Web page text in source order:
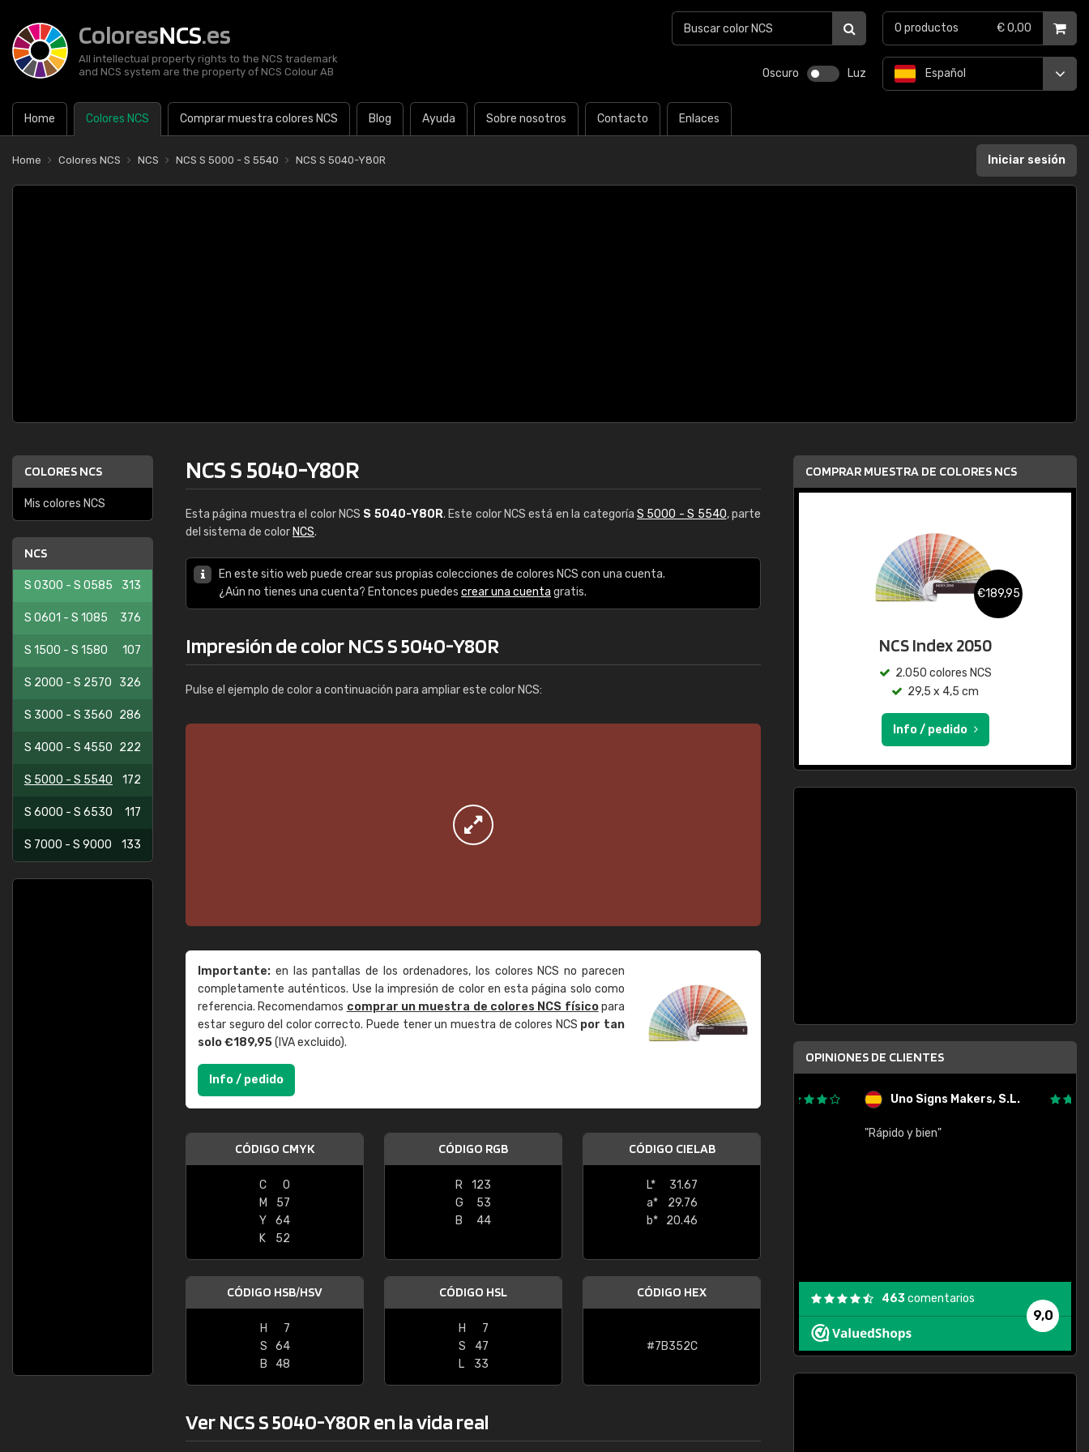
ColoresNCS.es
All intellectual property rights to the NCS trademark
and NCS system are the property of NCS Colour AB
Oscuro Luz
Home Colores NCS Comprar muestra colores NCS Blog Ayuda Sobre nosotros Contacto Enlaces
Español
0 productos € 0,00
Home Colores NCS NCS NCS S 5000 - S 5540 NCS S 5040-Y80R Iniciar sesión
COLORES NCS
Mis colores NCS
NCS
S 0300 - S 0585 313
S 0601 - S 1085 376
S 1500 - S 1580 107
S 2000 - S 2570 326
S 3000 - S 3560 286
S 4000 - S 4550 222
S 5000 - S 5540 172
S 6000 - S 6530 117
S 7000 - S 9000 133
NCS S 5040-Y80R
Esta página muestra el color NCS S 5040-Y80R. Este color NCS está en la categoríaS 5000 - S 5540, parte
del sistema de color NCS.
En este sitio web puede crear sus propias colecciones de colores NCS con una cuenta.
¿Aún no tienes una cuenta? Entonces puedes crear una cuenta gratis.
Impresión de color NCS S 5040-Y80R
Pulse el ejemplo de color a continuación para ampliar este color NCS:
Importante: en las pantallas de los ordenadores, los colores NCS no parecen
completamente auténticos. Use la impresión de color en esta página solo como
referencia. Recomendamos comprar un muestra de colores NCS físicopara
estar seguro del color correcto. Puede tener un muestra de colores NCS por tan
solo €189,95(IVA excluido).
Info / pedido
CÓDIGO CMYK
C
0
M
57
Y
64
K
52
CÓDIGO RGB
R
123
G
53
B
44
CÓDIGO CIELAB
L*
31.67
a*
29.76
b*
20.46
CÓDIGO HSB/HSV
H
7
S
64
B
48
CÓDIGO HSL
H
7
S
47
L
33
CÓDIGO HEX
#7B352C
Ver NCS S 5040-Y80R en la vida real
COMPRAR MUESTRA DE COLORES NCS
€189,95
NCS Index 2050
2.050 colores NCS
29,5 x 4,5 cm
Info / pedido
OPINIONES DE CLIENTES
"Buen servicio. No obstante No es fácil
encontrar/comprar lo que se busca"
Uno Signs Makers, S.L.
"Rápido y bien"
9,0
463comentarios